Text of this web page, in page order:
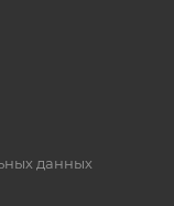
данных